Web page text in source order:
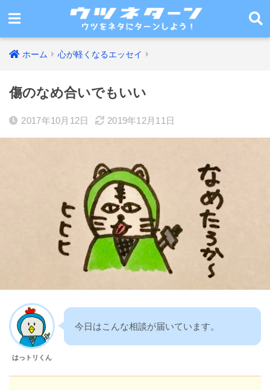
ホーム 心が軽くなるエッセイ
傷のなめ合いでもいい
2017年10月12日 2019年12月11日
はっトリくん
今日はこんな相談が届いています。